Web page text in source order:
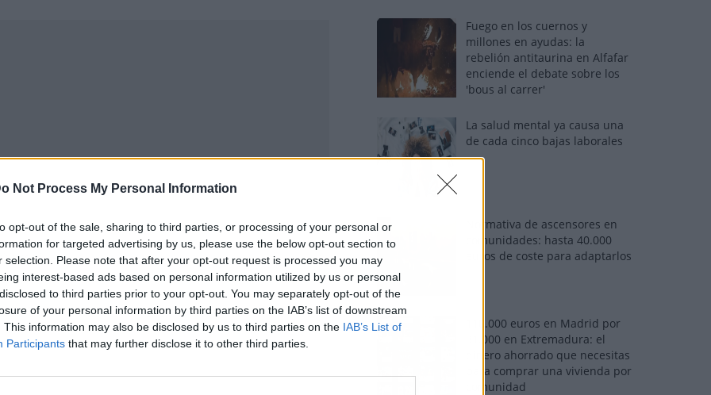
Not Process My Personal Information
opt-out of the sale, sharing to third parties, or processing of your personal or
for targeted advertising by us, please use the below opt-out section to
selection. Please note that after your opt-out request is processed you may
interest-based ads based on personal information utilized by us or personal
to third parties prior to your opt-out. You may separately opt-out of the
of your personal information by third parties on the IAB’s list of downstream
This information may also be disclosed by us to third parties on the IAB’s List of
Participants that may further disclose it to other third parties.
Fuego en los cuernos y
millones en ayudas: la
rebelión antitaurina en Alfafar
enciende el debate sobre los
'bous al carrer'
La salud mental ya causa una
de cada cinco bajas laborales
Normativa de ascensores en
comunidades: hasta 40.000
euros de coste para adaptarlos
110.000 euros en Madrid por
31.000 en Extremadura: el
dinero ahorrado que necesitas
para comprar una vivienda por
comunidad